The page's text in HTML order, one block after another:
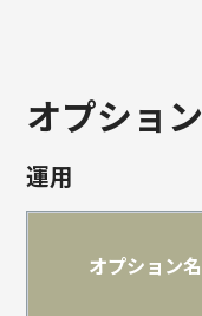
オプション
運用
オプション名